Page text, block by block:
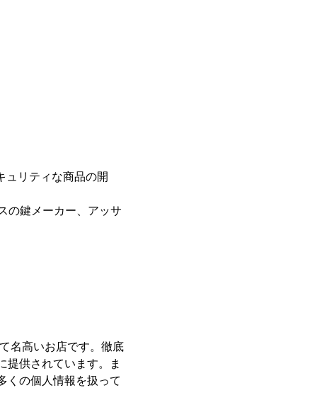
ュリティな商品の開
の鍵メーカー、アッサ
名高いお店です。徹底
提供されています。ま
くの個人情報を扱って